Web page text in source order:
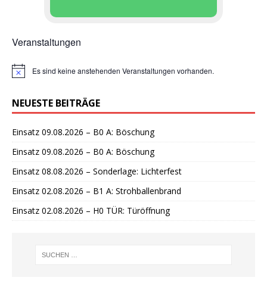
Veranstaltungen
H
w
e
s
Es sind keine anstehenden Veranstaltungen vorhanden.
NEUESTE BEITRÄGE
Einsatz 09.08.2026 – B0 A: Böschung
Einsatz 09.08.2026 – B0 A: Böschung
Einsatz 08.08.2026 – Sonderlage: Lichterfest
Einsatz 02.08.2026 – B1 A: Strohballenbrand
Einsatz 02.08.2026 – H0 TÜR: Türöffnung